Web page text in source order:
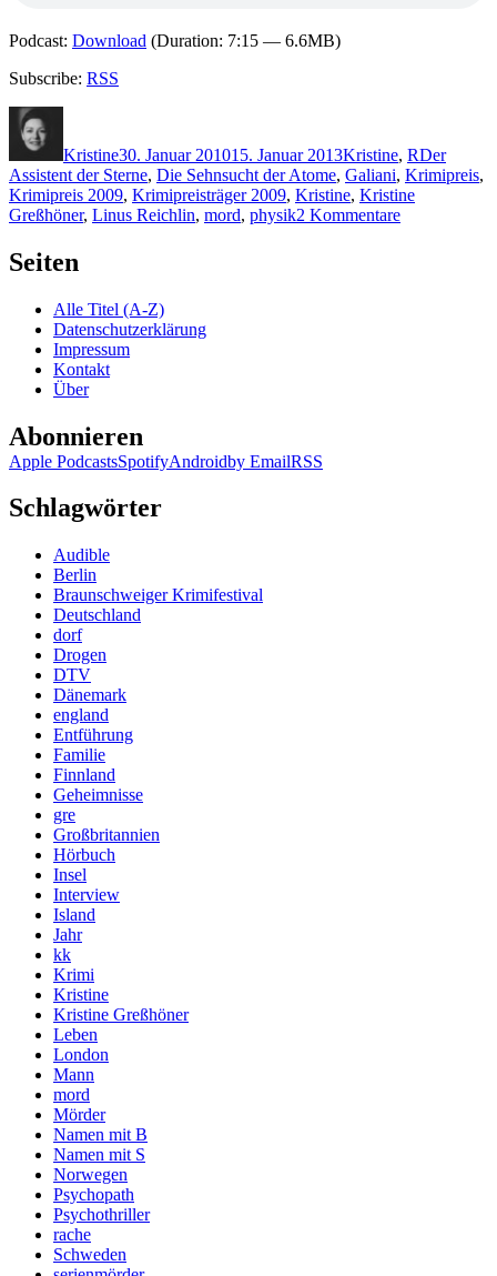
Podcast: Download (Duration: 7:15 — 6.6MB)
Subscribe: RSS
Kristine30. Januar 201015. Januar 2013Kristine, RDer
Assistent der Sterne, Die Sehnsucht der Atome, Galiani, Krimipreis,
Krimipreis 2009, Krimipreisträger 2009, Kristine, Kristine
Greßhöner, Linus Reichlin, mord, physik2 Kommentarezu
Seiten
Alle Titel (A-Z)
Datenschutzerklärung
Impressum
Kontakt
Über
Abonnieren
Apple PodcastsSpotifyAndroidby EmailRSS
Schlagwörter
Audible
Berlin
Braunschweiger Krimifestival
Deutschland
dorf
Drogen
DTV
Dänemark
england
Entführung
Familie
Finnland
Geheimnisse
gre
Großbritannien
Hörbuch
Insel
Interview
Island
Jahr
kk
Krimi
Kristine
Kristine Greßhöner
Leben
London
Mann
mord
Mörder
Namen mit B
Namen mit S
Norwegen
Psychopath
Psychothriller
rache
Schweden